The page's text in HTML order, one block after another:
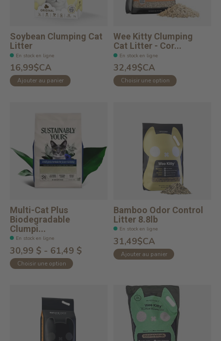
Soybean Clumping Cat
Litter
En stock en ligne
16,99$CA
Ajouter au panier
Wee Kitty Clumping
Cat Litter - Cor...
En stock en ligne
32,49$CA
Choisir une option
Multi-Cat Plus
Biodegradable
Clumpi...
En stock en ligne
30,99 $ - 61,49 $
Choisir une option
Bamboo Odor Control
Litter 8.8lb
En stock en ligne
31,49$CA
Ajouter au panier